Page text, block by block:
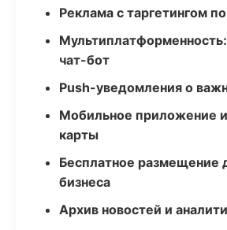
Реклама с таргетингом
Мультиплатформенность:
чат-бот
Push-уведомления о
Мобильное приложение
карты
Бесплатное размещение
бизнеса
Архив новостей и